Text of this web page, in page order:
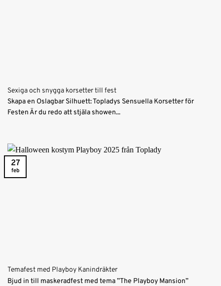
Sexiga och snygga korsetter till fest
Skapa en Oslagbar Silhuett: Topladys Sensuella Korsetter för
Festen Är du redo att stjäla showen...
Temafest med Playboy Kanindräkter
Bjud in till maskeradfest med tema ”The Playboy Mansion”
27
feb